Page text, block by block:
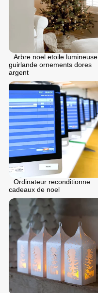
Arbre noel etoile lumineuse
guirlande ornements dores
argent
Ordinateur reconditionne
cadeaux de noel